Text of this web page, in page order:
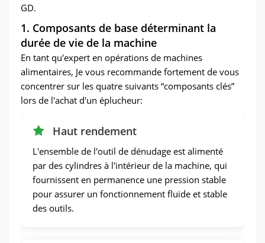
GD.
1. Composants de base déterminant la
durée de vie de la machine
En tant qu'expert en opérations de machines
alimentaires, Je vous recommande fortement de vous
concentrer sur les quatre suivants “composants clés”
lors de l'achat d'un éplucheur:
Haut rendement
L'ensemble de l'outil de dénudage est alimenté
par des cylindres à l'intérieur de la machine, qui
fournissent en permanence une pression stable
pour assurer un fonctionnement fluide et stable
des outils.